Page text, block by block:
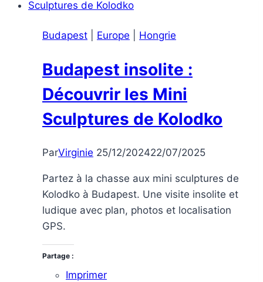
à
Budapest
Europe Hongrie
Budapest insolite :
Découvrir les Mini
Sculptures de Kolodko
ParVirginie 25/12/202422/07/2025
Partez à la chasse aux mini sculptures de
Kolodko à Budapest. Une visite insolite et
ludique avec plan, photos et localisation
GPS.
Partage :
Imprimer